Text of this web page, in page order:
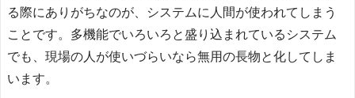
る際にありがちなのが、システムに人間が使われてしまう
ことです。多機能でいろいろと盛り込まれているシステム
でも、現場の人が使いづらいなら無用の長物と化してしま
います。